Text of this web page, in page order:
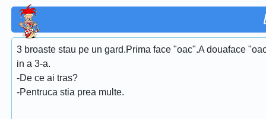
3 broaste stau pe un gard.Prima face "oac".A douaface
in a 3-a.
-De ce ai tras?
-Pentruca stia prea multe.